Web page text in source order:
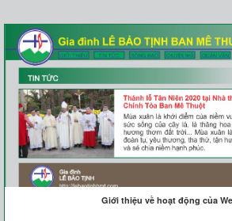
Giới thiệu về hoạt động của